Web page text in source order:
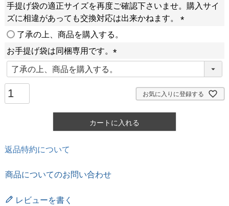
手提げ袋の適正サイズを再度ご確認下さいませ。購入サイ
ズに相違があっても交換対応は出来かねます。
了承の上、商品を購入する。
お手提げ袋は同梱専用です。
必
お気に入りに登録する
カートに入れる
返品特約について
商品についてのお問い合わせ
レビューを書く